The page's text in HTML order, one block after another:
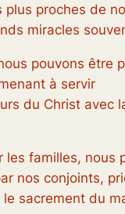
proches de
miracles
pouvons être
à servir
du Christ avec
les familles, nous
nos conjoints,
sacrement du